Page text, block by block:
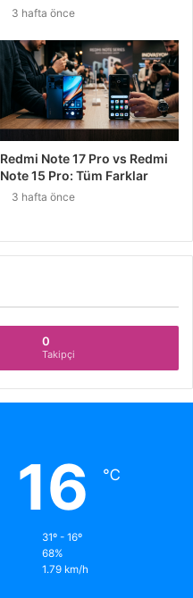
3 hafta önce
Redmi Note 17 Pro vs Redmi
Note 15 Pro: Tüm Farklar
3 hafta önce
0
Takipçi
16 ℃
31º - 16º
68%
1.79 km/h